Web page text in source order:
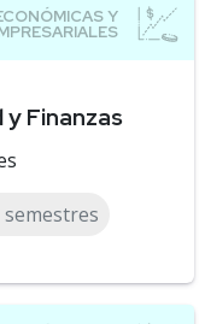
Finanzas
semestres